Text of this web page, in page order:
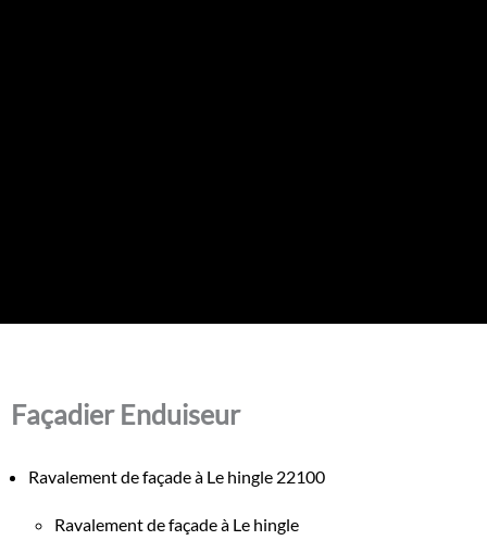
Façadier Enduiseur
Ravalement de façade à Le hingle 22100
Ravalement de façade à Le hingle